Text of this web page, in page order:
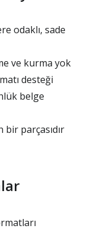
odaklı, sade
ve kurma yok
desteği
belge
bir parçasıdır